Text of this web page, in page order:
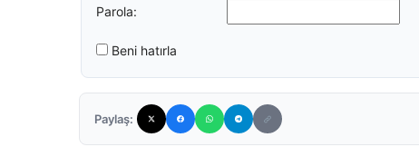
Parola:
Beni hatırla
Paylaş: